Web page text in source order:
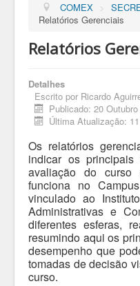
COMEX >
Relatórios Gerenciais
Relatórios
Detalhes
Escrito por Ricardo
Publicado: 20
Última Atualização:
Os relatórios
indicar os
avaliação do curso
funciona no
vinculado ao
Administrativas e
diferentes esferas,
resumindo aqui os
desempenho que
tomadas de decisão
curso.